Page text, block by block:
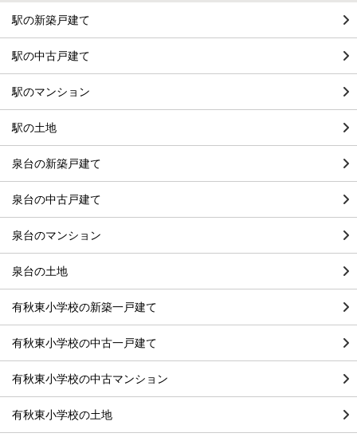
駅の新築戸建て
駅の中古戸建て
駅のマンション
駅の土地
泉台の新築戸建て
泉台の中古戸建て
泉台のマンション
泉台の土地
有秋東小学校の新築一戸建て
有秋東小学校の中古一戸建て
有秋東小学校の中古マンション
有秋東小学校の土地